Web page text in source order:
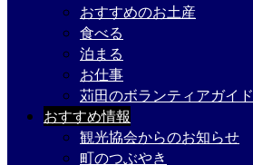
おすすめのお土産
食べる
泊まる
お仕事
苅田のボランティアガイド
おすすめ情報
観光協会からのお知らせ
町のつぶやき